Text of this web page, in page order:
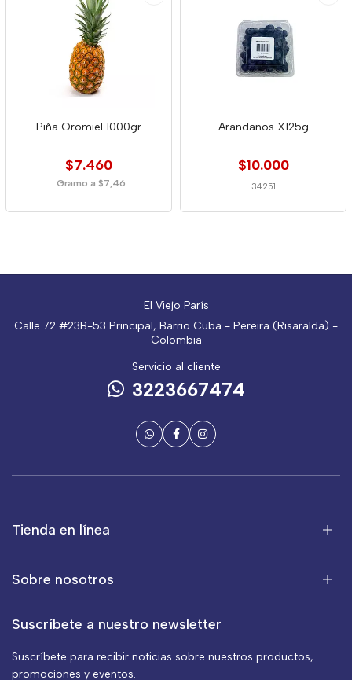
Piña Oromiel 1000gr
$7.460
Gramo a $7,46
Arandanos X125g
$10.000
34251
El Viejo París
Calle 72 #23B-53 Principal, Barrio Cuba - Pereira (Risaralda) -
Colombia
Servicio al cliente
3223667474
Tienda en línea
Sobre nosotros
Suscríbete a nuestro newsletter
Suscríbete para recibir noticias sobre nuestros productos,
promociones y eventos.